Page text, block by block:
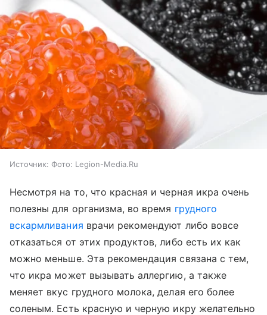
Источник: Фото: Legion-Media.Ru
Несмотря на то, что красная и черная икра очень
полезны для организма, во время грудного
вскармливания врачи рекомендуют либо вовсе
отказаться от этих продуктов, либо есть их как
можно меньше. Эта рекомендация связана с тем,
что икра может вызывать аллергию, а также
меняет вкус грудного молока, делая его более
соленым. Есть красную и черную икру желательно